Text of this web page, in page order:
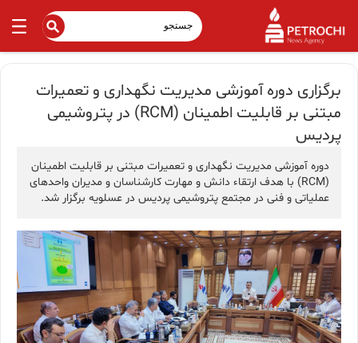
برگزاری دوره آموزشی مدیریت نگهداری و تعمیرات
مبتنی بر قابلیت اطمینان (RCM) در پتروشیمی
پردیس
دوره آموزشی مدیریت نگهداری و تعمیرات مبتنی بر قابلیت اطمینان
(RCM) با هدف ارتقاء دانش و مهارت کارشناسان و مدیران واحدهای
عملیاتی و فنی در مجتمع پتروشیمی پردیس در عسلویه برگزار شد.